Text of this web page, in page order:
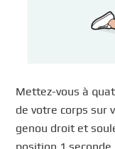
Mettez-vous à
de votre corps sur
genou droit et